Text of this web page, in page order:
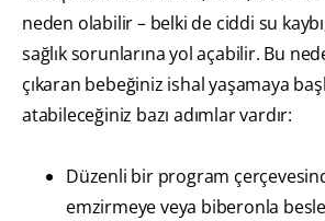
neden olabilir – belki de ciddi su
sağlık sorunlarına yol açabilir. Bu
çıkaran bebeğiniz ishal yaşamaya
atabileceğiniz bazı adımlar vardır:
Düzenli bir program
emzirmeye veya biberonla